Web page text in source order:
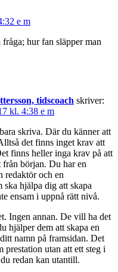
e m
hur fan släpper man
tidscoach skriver:
kl. 4:38 e m
skriva. Där du känner att
det finns inget krav att
finns heller inga krav på att
från början. Du har en
redaktör och en
ska hjälpa dig att skapa
ensam i uppnå rätt nivå.
Ingen annan. De vill ha det
hjälper dem att skapa en
namn på framsidan. Det
prestation utan att ett steg i
redan kan utantill.